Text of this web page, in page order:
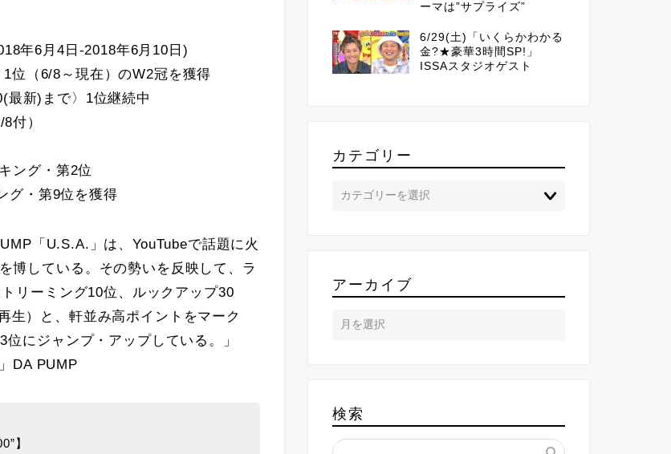
年6月4日-2018年6月10日)
位（6/8～現在）のW2冠を獲得
最新)まで〉1位継続中
付）
ング・第2位
グ・第9位を獲得
「U.S.A.」は、YouTubeで話題に火
博している。その勢いを反映して、ラ
リーミング10位、ルックアップ30
生）と、軒並み高ポイントをマーク
にジャンプ・アップしている。」
DA PUMP
】
ーマは”サプライズ”
6/29(土)「いくらかわかる
金?★豪華3時間SP!」
ISSAスタジオゲスト
カテゴリー
アーカイブ
検索